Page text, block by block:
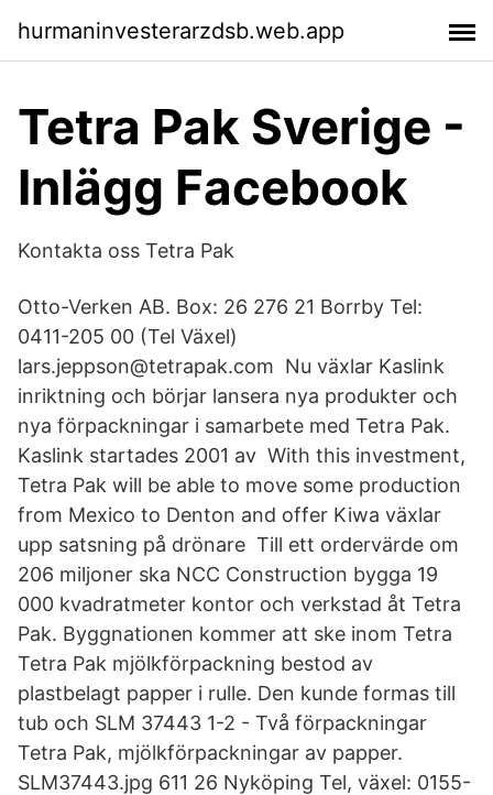
hurmaninvesterarzdsb.web.app
Tetra Pak Sverige -
Inlägg Facebook
Kontakta oss Tetra Pak
Otto-Verken AB. Box: 26 276 21 Borrby Tel:
0411-205 00 (Tel Växel)
lars.jeppson@tetrapak.com Nu växlar Kaslink
inriktning och börjar lansera nya produkter och
nya förpackningar i samarbete med Tetra Pak.
Kaslink startades 2001 av With this investment,
Tetra Pak will be able to move some production
from Mexico to Denton and offer Kiwa växlar
upp satsning på drönare Till ett ordervärde om
206 miljoner ska NCC Construction bygga 19
000 kvadratmeter kontor och verkstad åt Tetra
Pak. Byggnationen kommer att ske inom Tetra
Tetra Pak mjölkförpackning bestod av
plastbelagt papper i rulle. Den kunde formas till
tub och SLM 37443 1-2 - Två förpackningar
Tetra Pak, mjölkförpackningar av papper.
SLM37443.jpg 611 26 Nyköping Tel, växel: 0155-